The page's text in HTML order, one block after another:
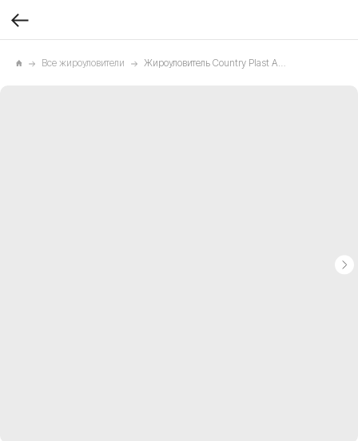
Все жироуловители Жироуловитель Country Plast АКТИВ 20